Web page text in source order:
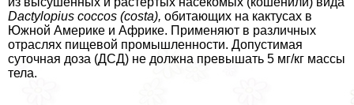
Dactylopius coccos (costa), обитающих на кактусах в
Южной Америке и Африке. Применяют в различных
отраслях пищевой промышленности. Допустимая
суточная доза (ДСД) не должна превышать 5 мг/кг массы
тела.